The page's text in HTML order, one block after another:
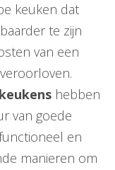
keuken dat
te zijn
van een
hebben
van goede
en
manieren om